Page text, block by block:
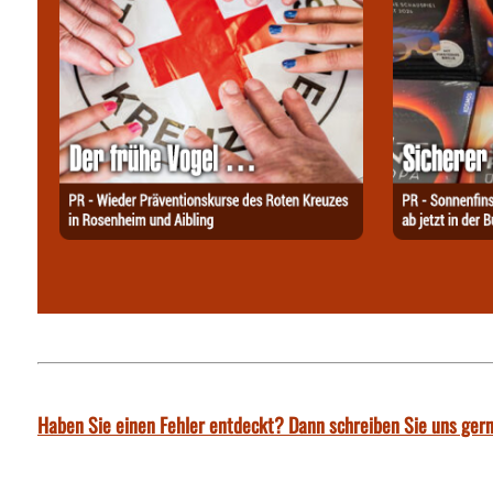
Haben Sie einen Fehler entdeckt? Dann schreiben Sie uns